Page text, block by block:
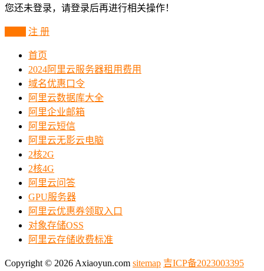
您还未登录，请登录后再进行相关操作！
注 册
首页
2024阿里云服务器租用费用
域名优惠口令
阿里云数据库大全
阿里企业邮箱
阿里云短信
阿里云无影云电脑
2核2G
2核4G
阿里云问答
GPU服务器
阿里云优惠券领取入口
对象存储OSS
阿里云存储收费标准
Copyright © 2026 Axiaoyun.com sitemap 吉ICP备2023003395